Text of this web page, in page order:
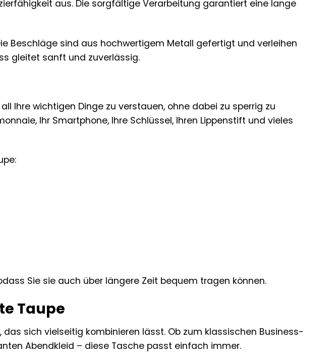
aus. Die sorgfältige Verarbeitung garantiert eine lange
Beschläge sind aus hochwertigem Metall gefertigt und verleihen
gleitet sanft und zuverlässig.
Ihre wichtigen Dinge zu verstauen, ohne dabei zu sperrig zu
Ihr Smartphone, Ihre Schlüssel, Ihren Lippenstift und vieles
Sie sie auch über längere Zeit bequem tragen können.
Taupe
sich vielseitig kombinieren lässt. Ob zum klassischen Business-
Abendkleid – diese Tasche passt einfach immer.